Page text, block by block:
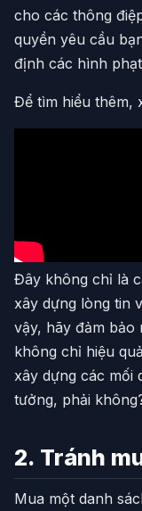
cho các thông
quyền yêu cầu
định các hình
Để tìm hiểu thêm,
Đây không chỉ là
xây dựng lòng tin
vậy, hãy đảm bảo
không chỉ hiệu
xây dựng các mối
tưởng, phải
2. Tránh
Mua một danh